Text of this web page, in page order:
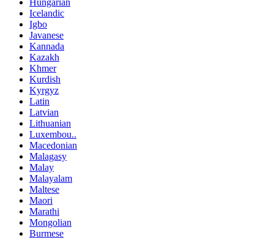
Hungarian
Icelandic
Igbo
Javanese
Kannada
Kazakh
Khmer
Kurdish
Kyrgyz
Latin
Latvian
Lithuanian
Luxembou..
Macedonian
Malagasy
Malay
Malayalam
Maltese
Maori
Marathi
Mongolian
Burmese